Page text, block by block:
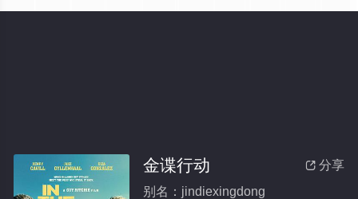
 分享
金谍行动
别名：jindiexingdong